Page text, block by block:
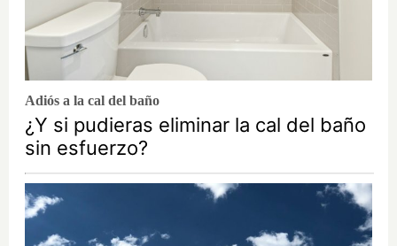
Adiós a la cal del baño
¿Y si pudieras eliminar la cal del baño
sin esfuerzo?